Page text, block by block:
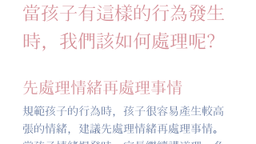
當孩子有這樣的行為發生
時，我們該如何處理呢?
先處理情緒再處理事情
規範孩子的行為時，孩子很容易產生較高
張的情緒，建議先處理情緒再處理事情。